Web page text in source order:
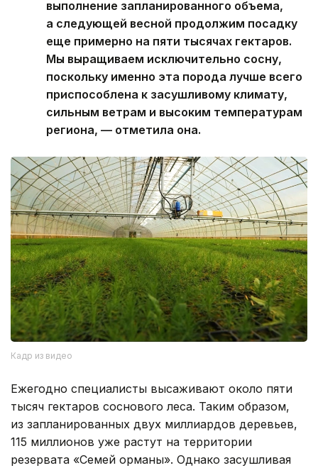
выполнение запланированного объема,
а следующей весной продолжим посадку
еще примерно на пяти тысячах гектаров.
Мы выращиваем исключительно сосну,
поскольку именно эта порода лучше всего
приспособлена к засушливому климату,
сильным ветрам и высоким температурам
региона, — отметила она.
Кадр из видео
Ежегодно специалисты высаживают около пяти
тысяч гектаров соснового леса. Таким образом,
из запланированных двух миллиардов деревьев,
115 миллионов уже растут на территории
резервата «Семей орманы». Однако засушливая